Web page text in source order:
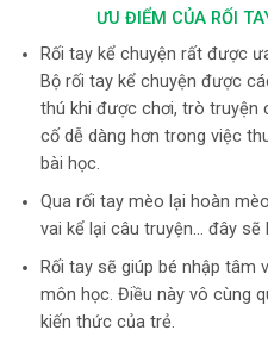
ƯU ĐIỂM CỦA RỐI
Rối tay kể chuyện rất được
Bộ rối tay kể chuyện được
thú khi được chơi, trò truyện
cố dễ dàng hơn trong việc
bài học.
Qua rối tay mèo lại hoàn
vai kể lại câu truyện… đây
Rối tay sẽ giúp bé nhập tâm
môn học. Điều này vô cùng
kiến thức của trẻ.